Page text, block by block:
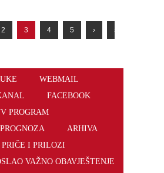
2 3 4 5 › »
WEBMAIL
FACEBOOK
PROGRAM
ARHIVA
PRIČE I PRILOZI
VAŽNO OBAVJEŠTENJE